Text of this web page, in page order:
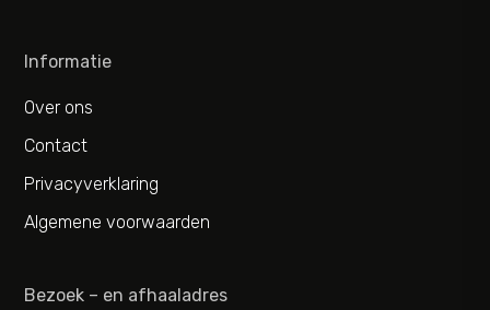
Informatie
Over ons
Contact
Privacyverklaring
Algemene voorwaarden
Bezoek – en afhaaladres